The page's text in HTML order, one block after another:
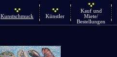
Kunstschmuck Künstler
Kauf und
Miete/
Bestellungen